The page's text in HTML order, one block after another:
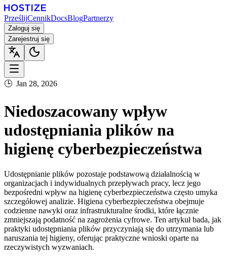
PrześlijCennikDocsBlogPartnerzy
Zaloguj się
Zarejestruj się
🕒 Jan 28, 2026
Niedoszacowany wpływ
udostępniania plików na
higienę cyberbezpieczeństwa
Udostępnianie plików pozostaje podstawową działalnością w
organizacjach i indywidualnych przepływach pracy, lecz jego
bezpośredni wpływ na higienę cyberbezpieczeństwa często umyka
szczegółowej analizie. Higiena cyberbezpieczeństwa obejmuje
codzienne nawyki oraz infrastrukturalne środki, które łącznie
zmniejszają podatność na zagrożenia cyfrowe. Ten artykuł bada, jak
praktyki udostępniania plików przyczyniają się do utrzymania lub
naruszania tej higieny, oferując praktyczne wnioski oparte na
rzeczywistych wyzwaniach.